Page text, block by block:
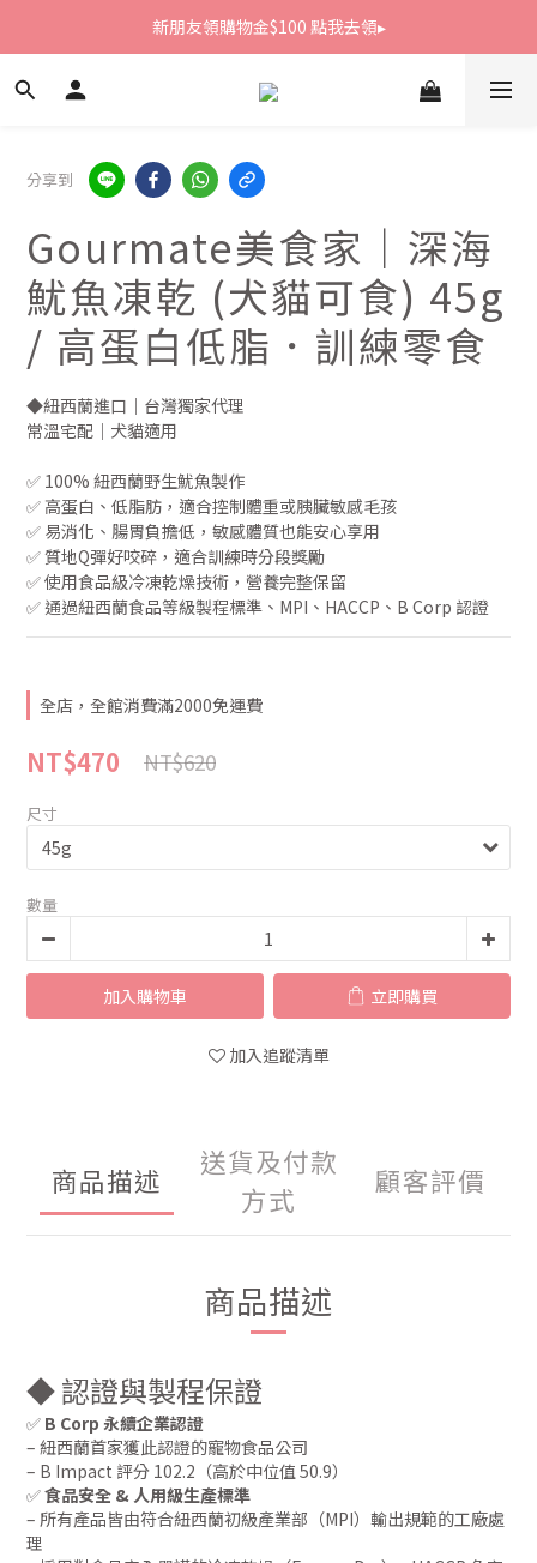
新朋友領購物金$100 點我去領▸
新朋友領購物金$100 點我去領▸
全館滿1800免運
分享到
Gourmate美食家｜深海
魷魚凍乾 (犬貓可食) 45g
/ 高蛋白低脂．訓練零食
◆紐西蘭進口｜台灣獨家代理
常溫宅配｜犬貓適用
✅ 100% 紐西蘭野生魷魚製作
✅ 高蛋白、低脂肪，適合控制體重或胰臟敏感毛孩
✅ 易消化、腸胃負擔低，敏感體質也能安心享用
✅ 質地Q彈好咬碎，適合訓練時分段獎勵
✅ 使用食品級冷凍乾燥技術，營養完整保留
✅ 通過紐西蘭食品等級製程標準、MPI、HACCP、B Corp 認證
全店，全館消費滿2000免運費
NT$620
NT$470
尺寸
數量
加入購物車 立即購買
加入追蹤清單
商品描述
送貨及付款
方式
顧客評價
商品描述
◆ 認證與製程保證
✅ B Corp 永續企業認證
– 紐西蘭首家獲此認證的寵物食品公司
– B Impact 評分 102.2（高於中位值 50.9）
✅食品安全 & 人用級生產標準
– 所有產品皆由符合紐西蘭初級產業部（MPI）輸出規範的工廠處
理